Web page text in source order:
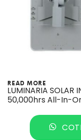
READ MORE
LUMINARIA SOLAR
50,000hrs All-In-